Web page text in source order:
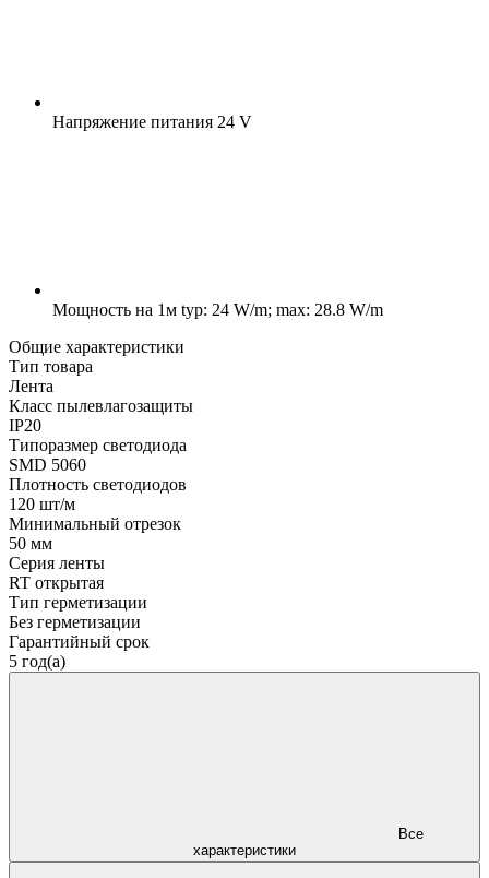
Напряжение питания 24 V
Мощность на 1м typ: 24 W/m; max: 28.8 W/m
Общие характеристики
Тип товара
Лента
Класс пылевлагозащиты
IP20
Типоразмер светодиода
SMD 5060
Плотность светодиодов
120 шт/м
Минимальный отрезок
50 мм
Серия ленты
RT открытая
Тип герметизации
Без герметизации
Гарантийный срок
5 год(а)
характеристики